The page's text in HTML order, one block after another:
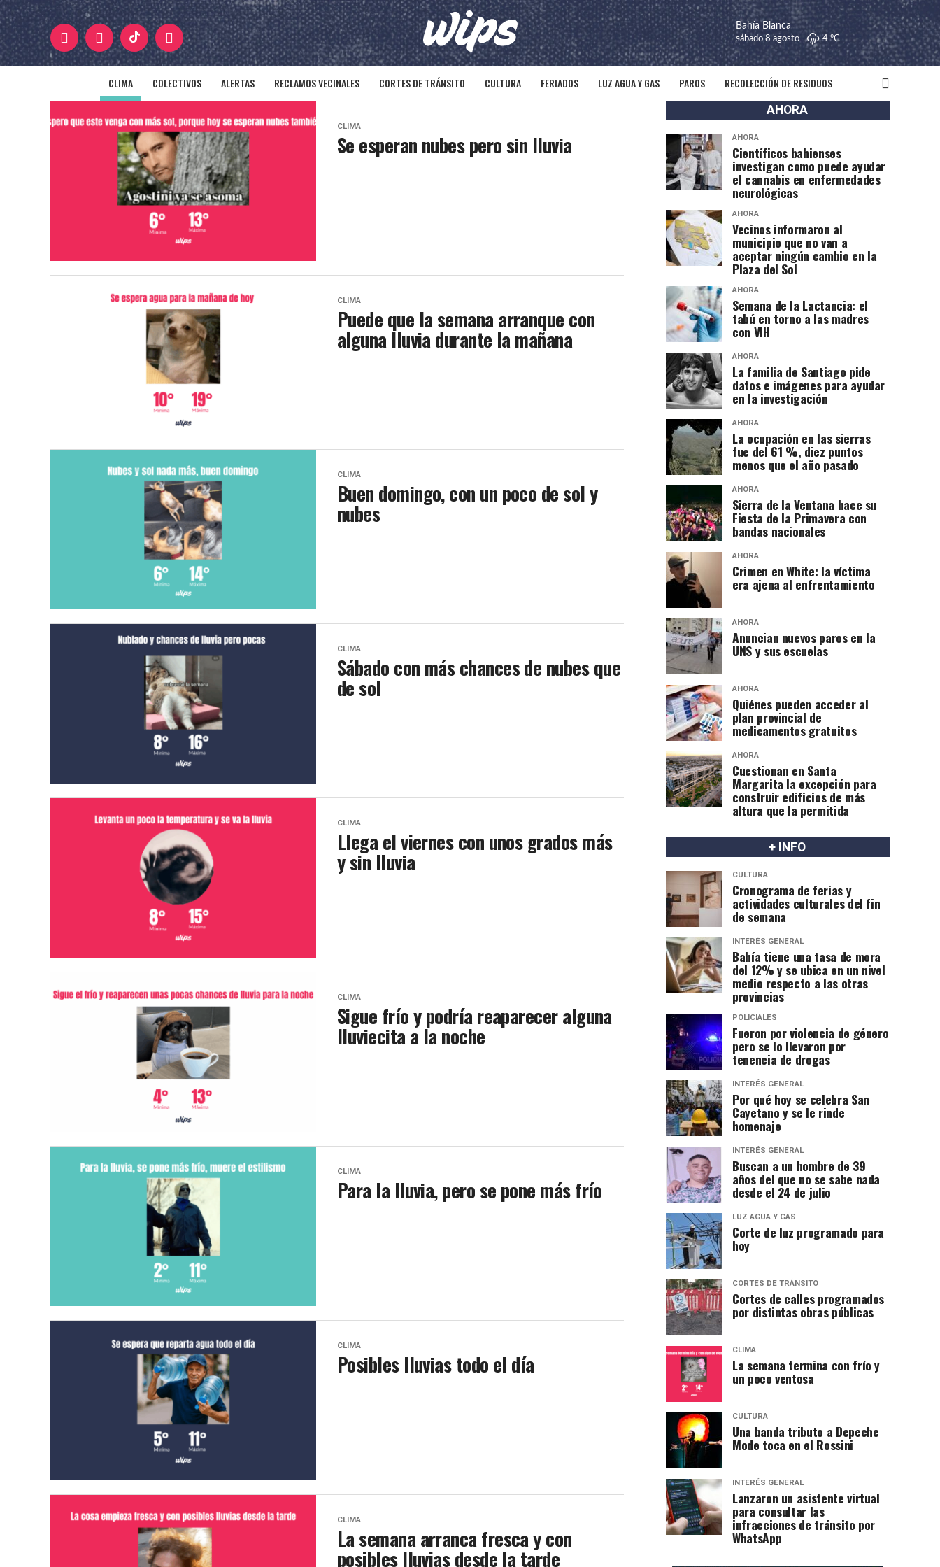
Bahía Blanca
sábado 8 agosto 4 °C
CLIMA COLECTIVOS ALERTAS RECLAMOS VECINALES CORTES DE TRÁNSITO CULTURA FERIADOS LUZ AGUA Y GAS PAROS RECOLECCIÓN DE RESIDUOS
CLIMA
Se esperan nubes pero sin lluvia
CLIMA
Puede que la semana arranque con
alguna lluvia durante la mañana
CLIMA
Buen domingo, con un poco de sol y
nubes
CLIMA
Sábado con más chances de nubes que
de sol
CLIMA
Llega el viernes con unos grados más
y sin lluvia
CLIMA
Sigue frío y podría reaparecer alguna
lluviecita a la noche
CLIMA
Para la lluvia, pero se pone más frío
CLIMA
Posibles lluvias todo el día
CLIMA
La semana arranca fresca y con
posibles lluvias desde la tarde
AHORA
AHORA
Científicos bahienses
investigan como puede ayudar
el cannabis en enfermedades
neurológicas
AHORA
Vecinos informaron al
municipio que no van a
aceptar ningún cambio en la
Plaza del Sol
AHORA
Semana de la Lactancia: el
tabú en torno a las madres
con VIH
AHORA
La familia de Santiago pide
datos e imágenes para ayudar
en la investigación
AHORA
La ocupación en las sierras
fue del 61 %, diez puntos
menos que el año pasado
AHORA
Sierra de la Ventana hace su
Fiesta de la Primavera con
bandas nacionales
AHORA
Crimen en White: la víctima
era ajena al enfrentamiento
AHORA
Anuncian nuevos paros en la
UNS y sus escuelas
AHORA
Quiénes pueden acceder al
plan provincial de
medicamentos gratuitos
AHORA
Cuestionan en Santa
Margarita la excepción para
construir edificios de más
altura que la permitida
+ INFO
CULTURA
Cronograma de ferias y
actividades culturales del fin
de semana
INTERÉS GENERAL
Bahía tiene una tasa de mora
del 12% y se ubica en un nivel
medio respecto a las otras
provincias
POLICIALES
Fueron por violencia de género
pero se lo llevaron por
tenencia de drogas
INTERÉS GENERAL
Por qué hoy se celebra San
Cayetano y se le rinde
homenaje
INTERÉS GENERAL
Buscan a un hombre de 39
años del que no se sabe nada
desde el 24 de julio
LUZ AGUA Y GAS
Corte de luz programado para
hoy
CORTES DE TRÁNSITO
Cortes de calles programados
por distintas obras públicas
CLIMA
La semana termina con frío y
un poco ventosa
CULTURA
Una banda tributo a Depeche
Mode toca en el Rossini
INTERÉS GENERAL
Lanzaron un asistente virtual
para consultar las
infracciones de tránsito por
WhatsApp